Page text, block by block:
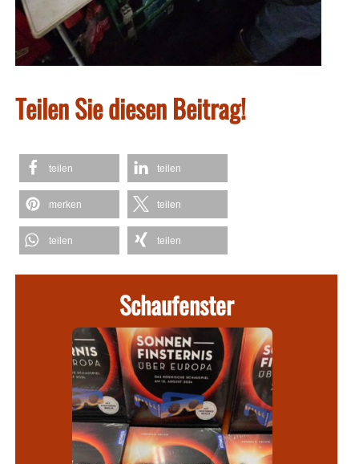
Teilen Sie diesen Beitrag!
teilen teilen
merken teilen
teilen teilen
Schaufenster